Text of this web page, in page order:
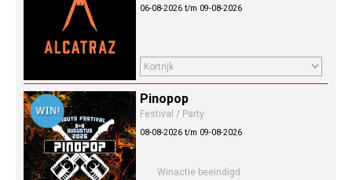
06-08-2026 t/m 09-08-2026
Pinopop
Festival / Party
08-08-2026 t/m 09-08-2026
Winactie beeindigd